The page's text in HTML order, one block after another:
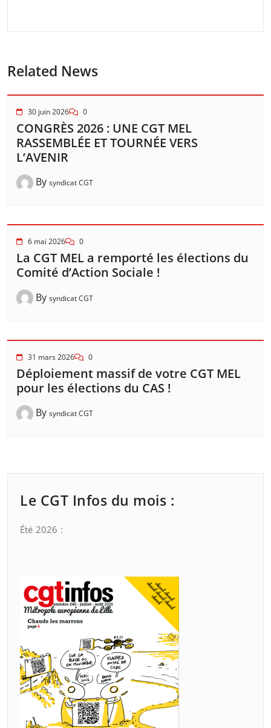
Related News
30 juin 2026 0
CONGRÈS 2026 : UNE CGT MEL
RASSEMBLÉE ET TOURNÉE VERS
L’AVENIR
By syndicat CGT
6 mai 2026 0
La CGT MEL a remporté les élections du
Comité d’Action Sociale !
By syndicat CGT
31 mars 2026 0
Déploiement massif de votre CGT MEL
pour les élections du CAS !
By syndicat CGT
Le CGT Infos du mois :
Été 2026 :